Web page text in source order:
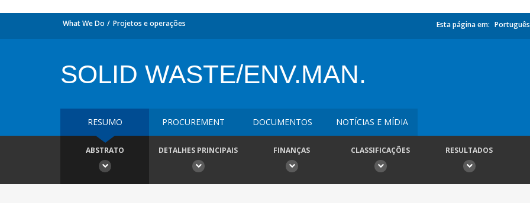
What We Do Projetos e operações Esta página em: Português
SOLID WASTE/ENV.MAN.
RESUMO PROCUREMENT DOCUMENTOS NOTÍCIAS E MÍDIA
ABSTRATO DETALHES PRINCIPAIS FINANÇAS CLASSIFICAÇÕES RESULTADOS